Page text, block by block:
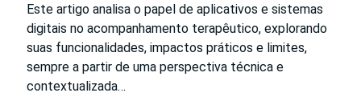
Este artigo analisa o papel de aplicativos e sistemas
digitais no acompanhamento terapêutico, explorando
suas funcionalidades, impactos práticos e limites,
sempre a partir de uma perspectiva técnica e
contextualizada…